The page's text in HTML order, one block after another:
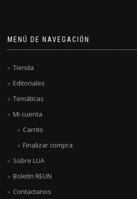
MENÚ DE NAVEGACIÓN
Tienda
Editoriales
Temáticas
Mi cuenta
Carrito
Finalizar compra
Sobre LUA
Boletín REUN
Contactanos